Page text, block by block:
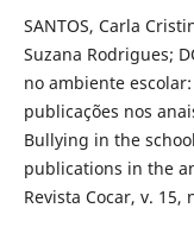
SANTOS, Carla
Suzana Rodrigues;
no ambiente
publicações nos
Bullying in the
publications in the
Revista Cocar, v. 15,